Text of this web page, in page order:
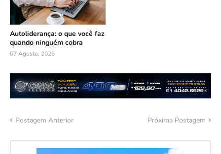
Autoliderança: o que você faz
quando ninguém cobra
07 Agosto, 2026
Postagem Anterior Próxima Postagem